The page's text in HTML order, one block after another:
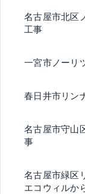
名古屋市北区
工事
一宮市ノーリ
春日井市リン
名古屋市守山
事
名古屋市緑区
エコウィルか